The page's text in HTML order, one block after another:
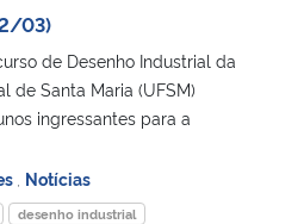
03)
de Desenho Industrial da
de Santa Maria (UFSM)
ingressantes para a
Notícias
desenho industrial